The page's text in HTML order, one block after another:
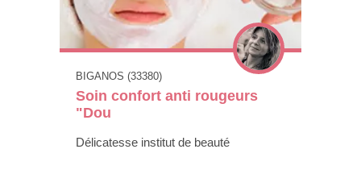
BIGANOS (33380)
Soin confort anti rougeurs
"Dou
Délicatesse institut de beauté